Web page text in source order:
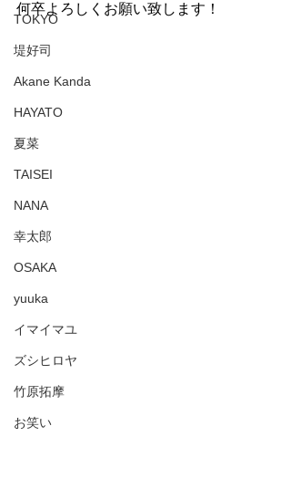
TOKYO
堤好司
Akane Kanda
HAYATO
夏菜
TAISEI
NANA
幸太郎
OSAKA
yuuka
イマイマユ
ズシヒロヤ
竹原拓摩
お笑い
何卒よろしくお願い致します！